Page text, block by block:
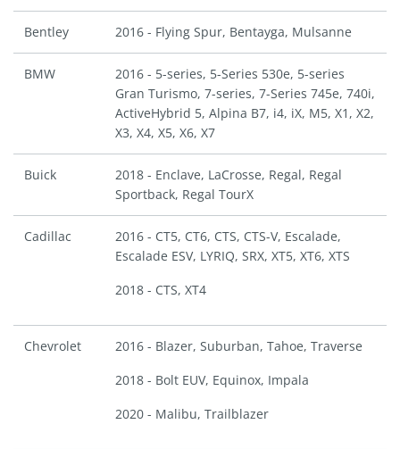
Bentley 2016 - Flying Spur, Bentayga, Mulsanne
BMW
2016 - 5-series, 5-Series 530e, 5-series
Gran Turismo, 7-series, 7-Series 745e, 740i,
ActiveHybrid 5, Alpina B7, i4, iX, M5, X1, X2,
X3, X4, X5, X6, X7
Buick
2018 - Enclave, LaCrosse, Regal, Regal
Sportback, Regal TourX
Cadillac
2016 - CT5, CT6, CTS, CTS-V, Escalade,
Escalade ESV, LYRIQ, SRX, XT5, XT6, XTS
2018 - CTS, XT4
Chevrolet
2016 - Blazer, Suburban, Tahoe, Traverse
2018 - Bolt EUV, Equinox, Impala
2020 - Malibu, Trailblazer